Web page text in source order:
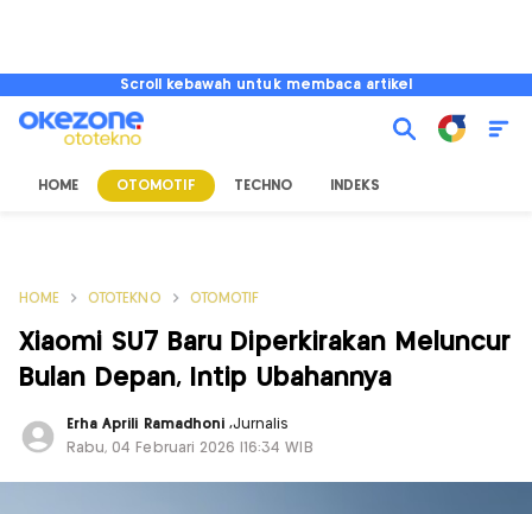
Scroll kebawah untuk membaca artikel
HOME OTOMOTIF TECHNO INDEKS
HOME OTOTEKNO OTOMOTIF
Xiaomi SU7 Baru Diperkirakan Meluncur
Bulan Depan, Intip Ubahannya
Erha Aprili Ramadhoni,Jurnalis
Rabu, 04 Februari 2026 |16:34 WIB